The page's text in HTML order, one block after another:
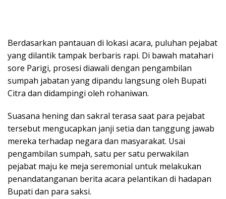
Berdasarkan pantauan di lokasi acara, puluhan pejabat
yang dilantik tampak berbaris rapi. Di bawah matahari
sore Parigi, prosesi diawali dengan pengambilan
sumpah jabatan yang dipandu langsung oleh Bupati
Citra dan didampingi oleh rohaniwan.
​Suasana hening dan sakral terasa saat para pejabat
tersebut mengucapkan janji setia dan tanggung jawab
mereka terhadap negara dan masyarakat. Usai
pengambilan sumpah, satu per satu perwakilan
pejabat maju ke meja seremonial untuk melakukan
penandatanganan berita acara pelantikan di hadapan
Bupati dan para saksi.